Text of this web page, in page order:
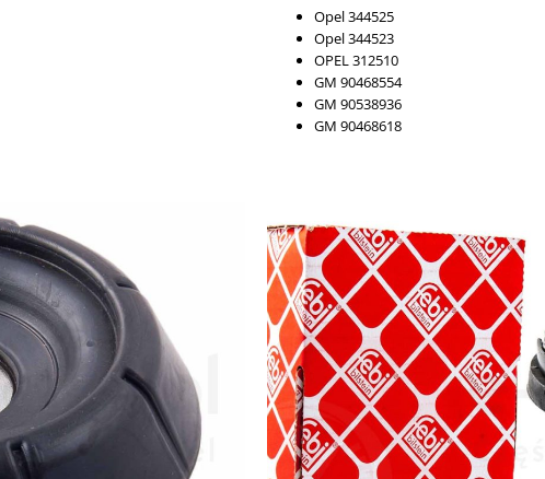
Opel 344525
Opel 344523
OPEL 312510
GM 90468554
GM 90538936
GM 90468618